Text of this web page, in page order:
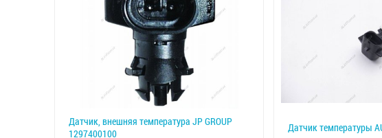
Датчик, внешняя температура JP GROUP
1297400100
Датчик температуры